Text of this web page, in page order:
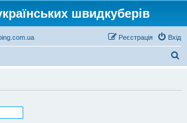
швидкуберів
Вхід
Реєстрація